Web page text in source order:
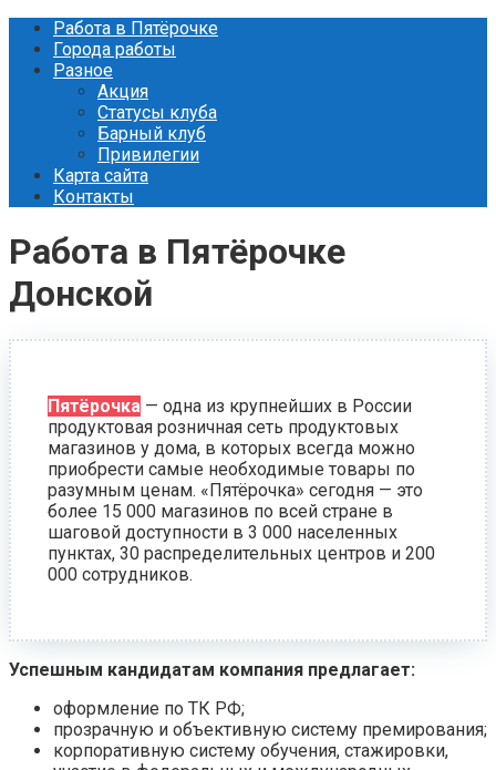
Перейти
контенту
Работа в Пятёрочке
Города работы
Разное
Акция
Статусы клуба
Барный клуб
Привилегии
Карта сайта
Контакты
Работа в Пятёрочке
Донской
Пятёрочка — одна из крупнейших в России
продуктовая розничная сеть продуктовых
магазинов у дома, в которых всегда можно
приобрести самые необходимые товары по
разумным ценам. «Пятёрочка» сегодня — это
более 15 000 магазинов по всей стране в
шаговой доступности в 3 000 населенных
пунктах, 30 распределительных центров и 200
000 сотрудников.
Успешным кандидатам компания предлагает:
оформление по ТК РФ;
прозрачную и объективную систему премирования;
корпоративную систему обучения, стажировки,